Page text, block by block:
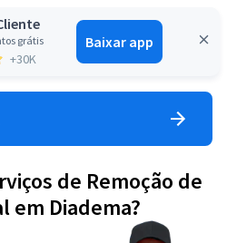
grátis
+30K
Baixar app
Entrar
de Remoção de
em Diadema?